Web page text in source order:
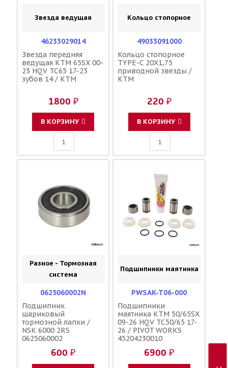
Звезда ведущая
46233029014
Звезда передняя
ведущая KTM 65SX 00-
23 HQV TC65 17-23
зубов 14 / KTM
1800 ₽
В КОРЗИНУ
Кольцо стопорное
49033091000
Кольцо стопорное
TYPE-C 20X1,75
приводной звезды /
KTM
220 ₽
В КОРЗИНУ
Разное - Тормозная
система
0625060002N
Подшипник
шариковый
тормозной лапки /
NSK 6000 2RS
0625060002
600 ₽
Подшипники маятника
PWSAK-T06-000
Подшипники
маятника KTM 50/65SX
09-26 HQV TC50/65 17-
26 / PIVOT WORKS
45204230010
6900 ₽